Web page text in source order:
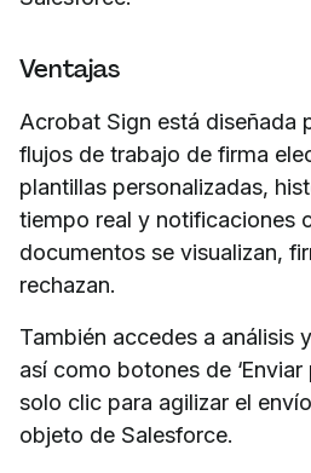
Ventajas
Acrobat Sign está diseñada
flujos de trabajo de firma
plantillas personalizadas,
tiempo real y notificaciones
documentos se visualizan,
rechazan.
También accedes a análisis
así como botones de ‘Enviar
solo clic para agilizar el
objeto de Salesforce.